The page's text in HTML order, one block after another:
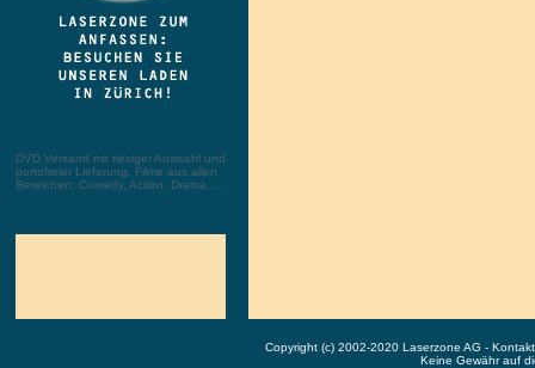
DVD Versand mit riesiger Auswahl und
portofreier Lieferung. Filme aus allen
Bereichen: Comedy, Action, Drama, ...
Copyright (c) 2002-2020 Laserzone AG -
Keine Gewähr auf